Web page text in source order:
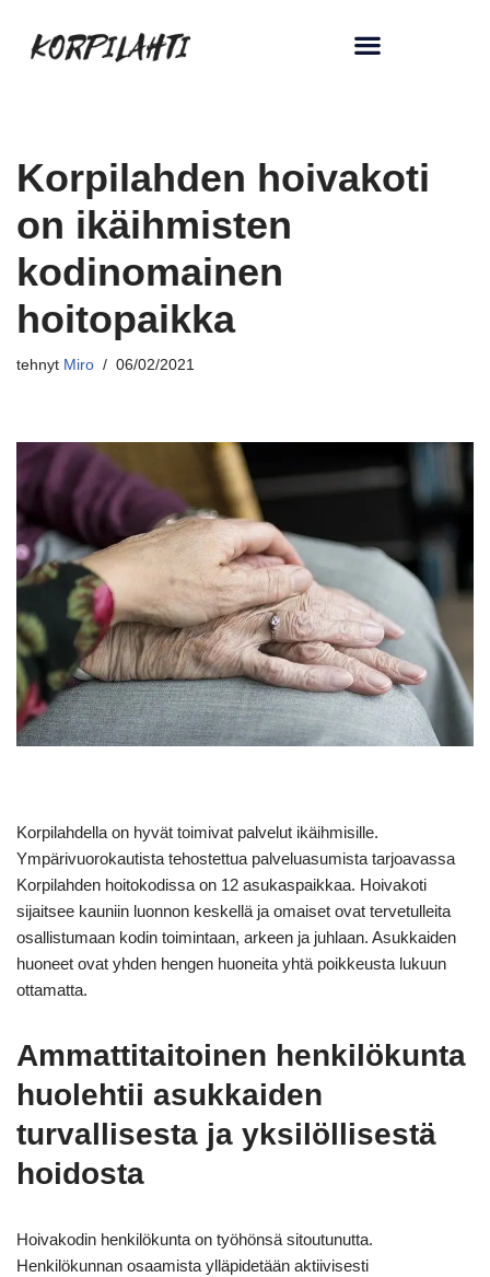
Siirry
Korpilahden hoivakoti
on ikäihmisten
kodinomainen
hoitopaikka
tehnyt Miro 06/02/2021
Korpilahdella on hyvät toimivat palvelut ikäihmisille.
Ympärivuorokautista tehostettua palveluasumista tarjoavassa
Korpilahden hoitokodissa on 12 asukaspaikkaa. Hoivakoti
sijaitsee kauniin luonnon keskellä ja omaiset ovat tervetulleita
osallistumaan kodin toimintaan, arkeen ja juhlaan. Asukkaiden
huoneet ovat yhden hengen huoneita yhtä poikkeusta lukuun
ottamatta.
Ammattitaitoinen henkilökunta
huolehtii asukkaiden
turvallisesta ja yksilöllisestä
hoidosta
Hoivakodin henkilökunta on työhönsä sitoutunutta.
Henkilökunnan osaamista ylläpidetään aktiivisesti